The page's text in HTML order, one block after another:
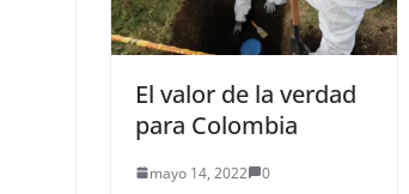
El valor de la verdad
para Colombia
mayo 14, 2022 0